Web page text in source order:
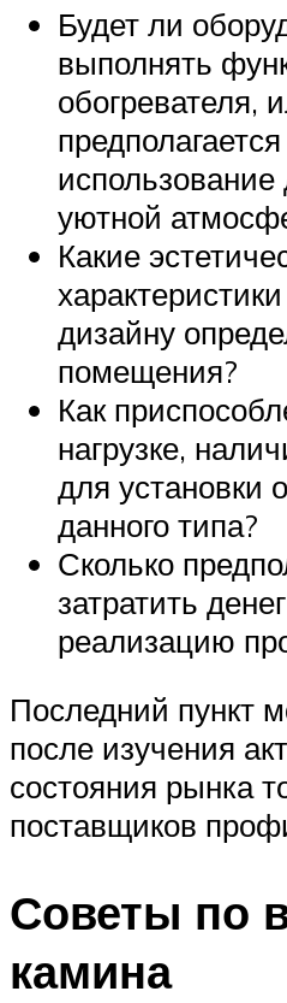
Будет ли
выполнять
обогревателя,
уютной
Какие
дизайну
помещения?
Как
нагрузке,
для установки
данного типа?
Сколько
затратить
реализацию
Последний пункт
после изучения
состояния рынка
поставщиков
Советы по
камина